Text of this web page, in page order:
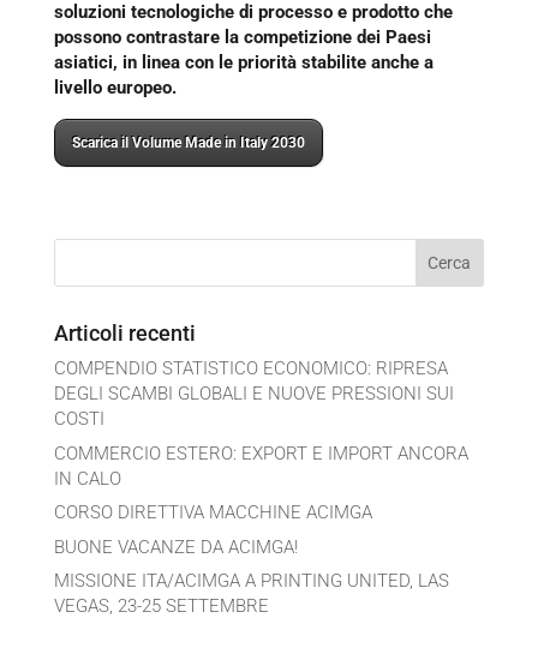
soluzioni tecnologiche di processo e prodotto che
possono contrastare la competizione dei Paesi
asiatici, in linea con le priorità stabilite anche a
livello europeo.
Scarica il Volume Made in Italy 2030
Articoli recenti
COMPENDIO STATISTICO ECONOMICO: RIPRESA
DEGLI SCAMBI GLOBALI E NUOVE PRESSIONI SUI
COSTI
COMMERCIO ESTERO: EXPORT E IMPORT ANCORA
IN CALO
CORSO DIRETTIVA MACCHINE ACIMGA
BUONE VACANZE DA ACIMGA!
MISSIONE ITA/ACIMGA A PRINTING UNITED, LAS
VEGAS, 23-25 SETTEMBRE